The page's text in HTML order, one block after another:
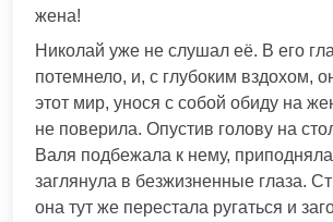
жена!
Николай уже не слушал её. В его
потемнело, и, с глубоким вздохом,
этот мир, унося с собой обиду на
не поверила. Опустив голову на
Валя подбежала к нему, приподняла
заглянула в безжизненные глаза.
она тут же перестала ругаться и